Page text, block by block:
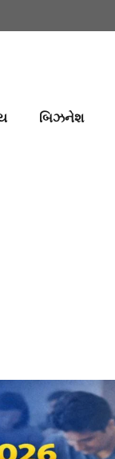
બિઝનેશ